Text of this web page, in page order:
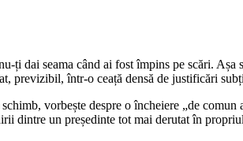
previzibil, într-o ceață densă de justificări
vorbește despre o încheiere „de comun
dintre un președinte tot mai derutat în